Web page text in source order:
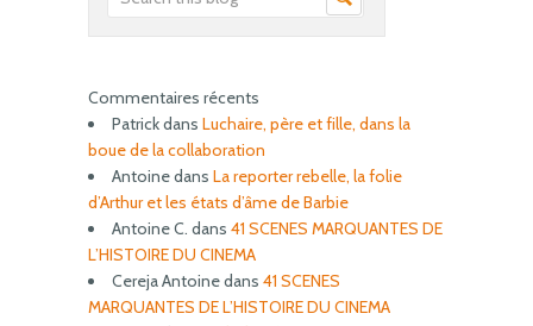
Commentaires récents
Patrickdans Luchaire, père et fille, dans la
boue de la collaboration
Antoinedans La reporter rebelle, la folie
d’Arthur et les états d’âme de Barbie
Antoine C. dans 41 SCENES MARQUANTES DE
L’HISTOIRE DU CINEMA
Cereja Antoinedans 41 SCENES
MARQUANTES DE L’HISTOIRE DU CINEMA